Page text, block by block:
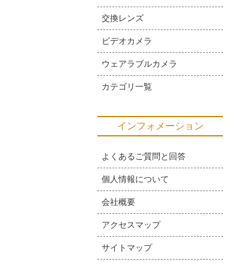
交換レンズ
ビデオカメラ
ウェアラブルカメラ
カテゴリ一覧
インフォメーション
よくあるご質問と回答
個人情報について
会社概要
アクセスマップ
サイトマップ